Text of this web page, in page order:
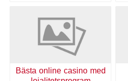
Bästa online casino med